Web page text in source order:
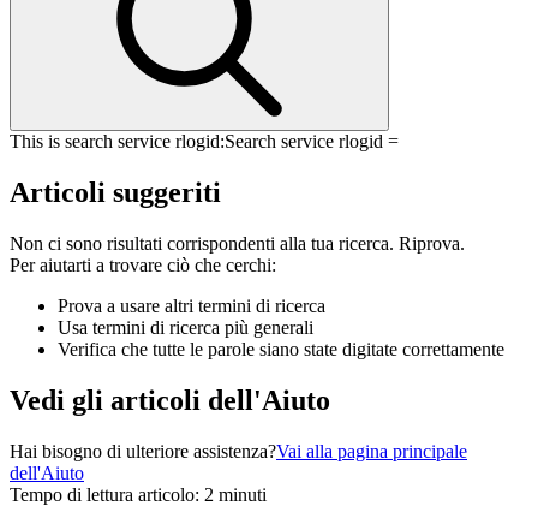
This is search service rlogid:Search service rlogid =
Articoli suggeriti
Non ci sono risultati corrispondenti alla tua ricerca. Riprova.
Per aiutarti a trovare ciò che cerchi:
Prova a usare altri termini di ricerca
Usa termini di ricerca più generali
Verifica che tutte le parole siano state digitate correttamente
Vedi gli articoli dell'Aiuto
Hai bisogno di ulteriore assistenza?Vai alla pagina principale
dell'Aiuto
Tempo di lettura articolo: 2 minuti